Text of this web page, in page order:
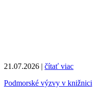
21.07.2026 | čítať viac
Podmorské výzvy v knižnici